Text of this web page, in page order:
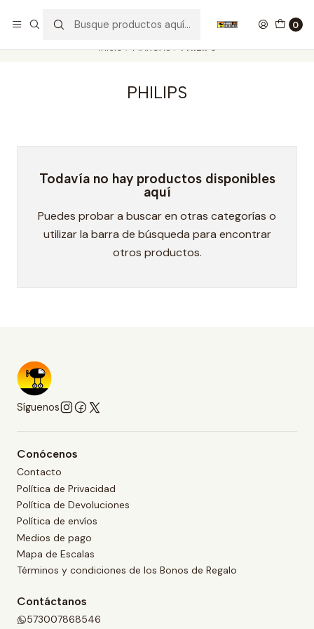
0
Inicio MARCAS PHILIPS
PHILIPS
Todavía no hay productos disponibles
aquí
Puedes probar a buscar en otras categorías o
utilizar la barra de búsqueda para encontrar
otros productos.
Síguenos
Conócenos
Contacto
Política de Privacidad
Política de Devoluciones
Política de envíos
Medios de pago
Mapa de Escalas
Términos y condiciones de los Bonos de Regalo
Contáctanos
573007868546